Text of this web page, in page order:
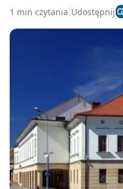
1 min czytania Udostępnij